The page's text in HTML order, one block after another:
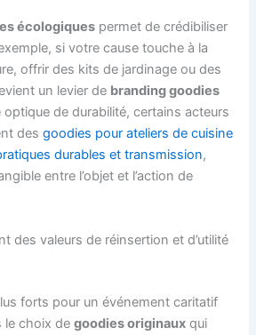
écologiques permet de crédibiliser
si votre cause touche à la
offrir des kits de jardinage ou des
un levier de branding goodies
de durabilité, certains acteurs
desgoodies pour ateliers de cuisine
durables et transmission,
entre l’objet et l’action de
des valeurs de réinsertion et d’utilité
forts pour un événement caritatif
le choix degoodies originaux qui